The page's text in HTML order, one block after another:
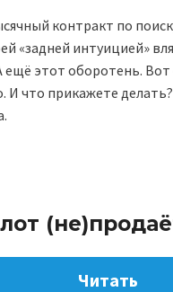
контракт по
«задней интуицией»
этот оборотень.
И что прикажете
Читать